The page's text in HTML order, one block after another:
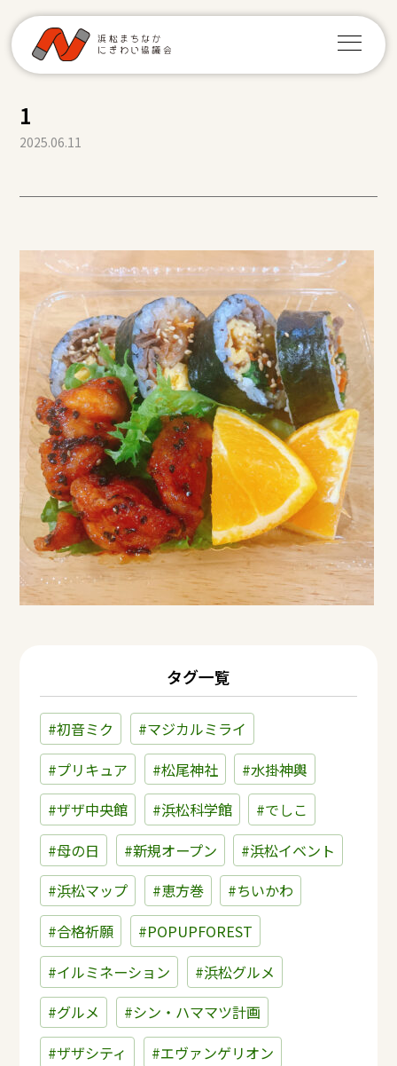
1
2025.06.11
タグ一覧
#初音ミク
#マジカルミライ
#プリキュア
#松尾神社
#水掛神輿
#ザザ中央館
#浜松科学館
#でしこ
#母の日
#新規オープン
#浜松イベント
#浜松マップ
#恵方巻
#ちいかわ
#合格祈願
#POPUPFOREST
#イルミネーション
#浜松グルメ
#グルメ
#シン・ハママツ計画
#ザザシティ
#エヴァンゲリオン